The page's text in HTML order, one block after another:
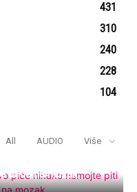
431
310
240
228
104
All AUDIO Više
utiče na mozak